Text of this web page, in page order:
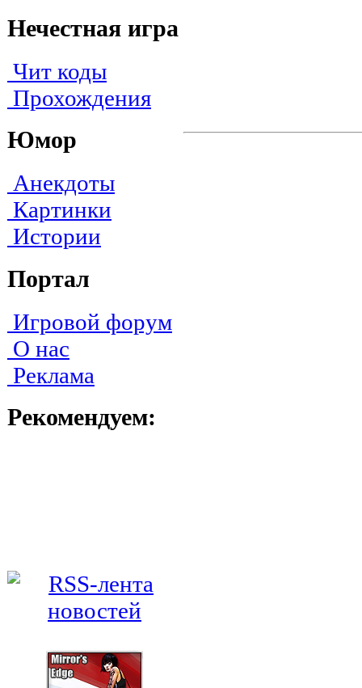
Нечестная игра
Чит коды
Прохождения
Юмор
Анекдоты
Картинки
Истории
Портал
Игровой форум
О нас
Реклама
Рекомендуем: